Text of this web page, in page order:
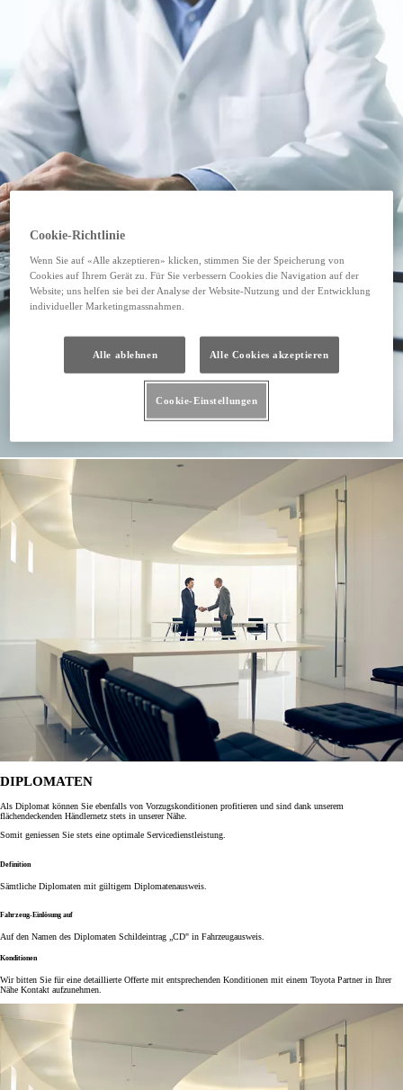
DIPLOMATEN
Als Diplomat können Sie ebenfalls von Vorzugskonditionen profitieren und sind dank unserem
flächendeckenden Händlernetz stets in unserer Nähe.
Somit geniessen Sie stets eine optimale Servicedienstleistung.
Definition
Sämtliche Diplomaten mit gültigem Diplomatenausweis.
Fahrzeug-Einlösung auf
Auf den Namen des Diplomaten Schildeintrag „CD" in Fahrzeugausweis.
Konditionen
Wir bitten Sie für eine detaillierte Offerte mit entsprechenden Konditionen mit einem Toyota Partner in Ihrer
Nähe Kontakt aufzunehmen.
Cookie-Richtlinie
Wenn Sie auf «Alle akzeptieren» klicken, stimmen Sie der Speicherung von
Cookies auf Ihrem Gerät zu. Für Sie verbessern Cookies die Navigation auf der
Website; uns helfen sie bei der Analyse der Website-Nutzung und der Entwicklung
individueller Marketingmassnahmen.
Alle ablehnen Alle Cookies akzeptieren
Cookie-Einstellungen